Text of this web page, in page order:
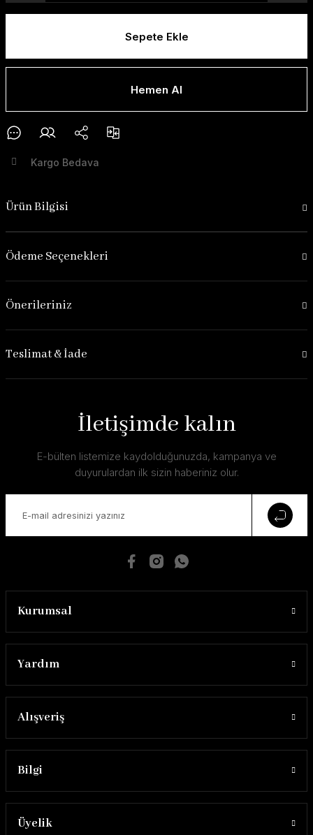
Sepete Ekle
Hemen Al
Kargo Bedava
Ürün Bilgisi
Ödeme Seçenekleri
Önerileriniz
Teslimat & İade
İletişimde kalın
E-bülten listemize kaydolduğunuzda, kampanya ve
duyurulardan ilk sizin haberiniz olur.
Kurumsal
Yardım
Alışveriş
Bilgi
Üyelik